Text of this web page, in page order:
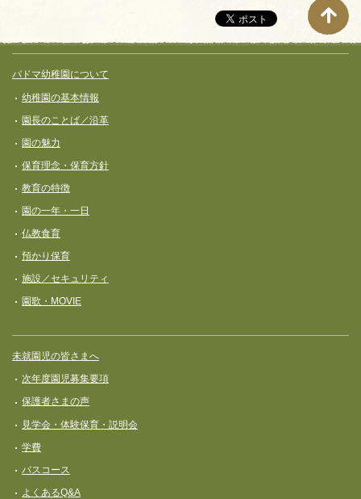
ペ
ー
ジ
ナ
ビ
ゲ
ー
シ
ョ
ン
フッターコンテンツ
パドマ幼稚園について
幼稚園の基本情報
園長のことば／沿革
園の魅力
保育理念・保育⽅針
教育の特徴
園の一年・一日
仏教食育
預かり保育
施設／セキュリティ
園歌・MOVIE
未就園児の皆さまへ
次年度園児募集要項
保護者さまの声
見学会・体験保育・説明会
学費
バスコース
よくあるQ&A